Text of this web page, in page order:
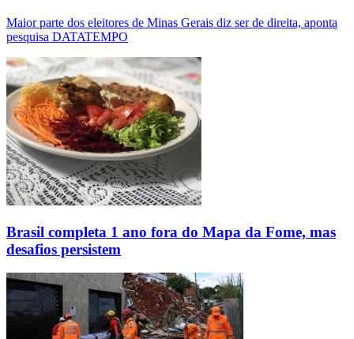
Maior parte dos eleitores de Minas Gerais diz ser de direita, aponta
pesquisa DATATEMPO
Brasil completa 1 ano fora do Mapa da Fome, mas
desafios persistem